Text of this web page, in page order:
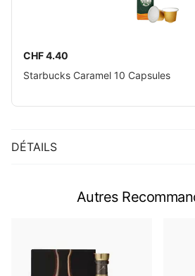
CHF 4.40
Starbucks Caramel 10 Capsules
DÉTAILS
Autres